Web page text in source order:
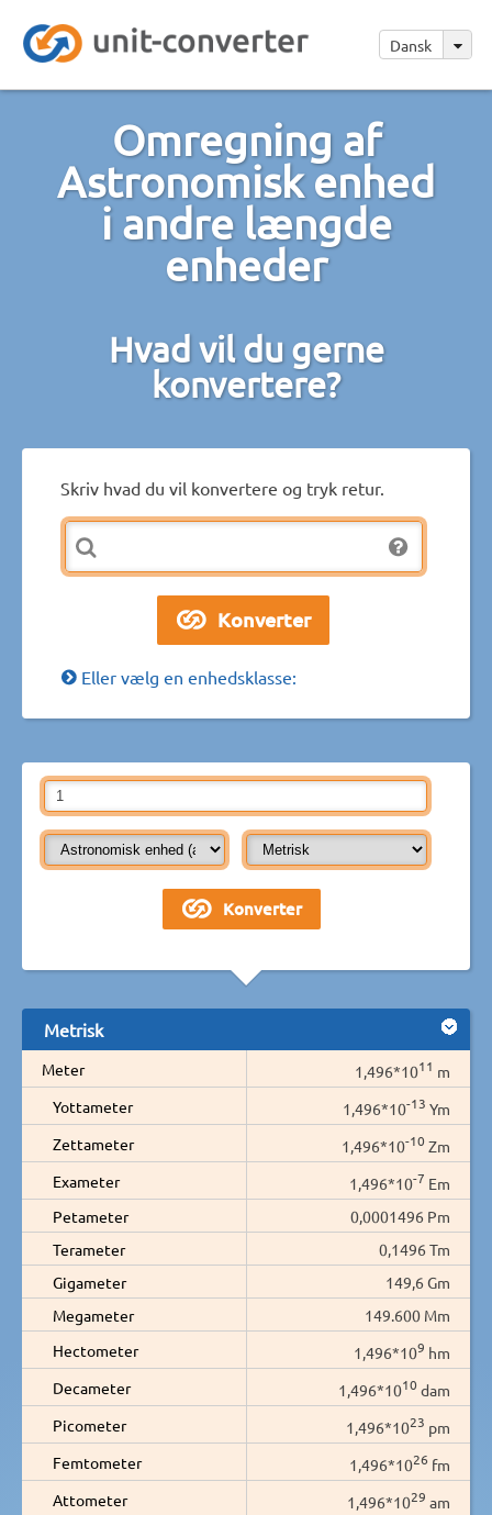
Dansk
Omregning af
Astronomisk enhed
i andre længde
enheder
Hvad vil du gerne
konvertere?
Skriv hvad du vil konvertere og tryk retur.
Eller vælg en enhedsklasse:
Metrisk
Meter 1,496*1011 m
Yottameter
1,496*10-13 Ym
Zettameter
1,496*10-10 Zm
Exameter
1,496*10-7 Em
Petameter
0,0001496 Pm
Terameter
0,1496 Tm
Gigameter
149,6 Gm
Megameter
149.600 Mm
Hectometer
1,496*109 hm
Decameter
1,496*1010 dam
Picometer
1,496*1023 pm
Femtometer
1,496*1026 fm
Attometer
1,496*1029 am